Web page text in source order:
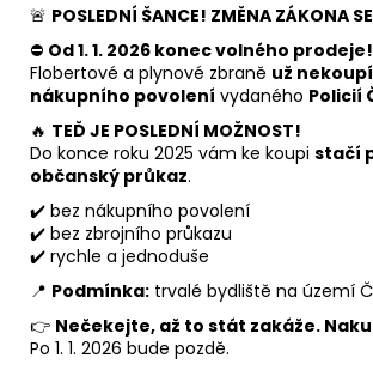
🚨 POSLEDNÍ ŠANCE! ZMĚNA ZÁKONA
⛔ Od 1. 1. 2026 konec volného prodeje!
Flobertové a plynové zbraně už
nákupního povolení vydaného Policií
🔥 TEĎ JE POSLEDNÍ MOŽNOST!
Do konce roku 2025 vám ke koupi stačí
občanský průkaz.
✔️ bez nákupního povolení
✔️ bez zbrojního průkazu
✔️ rychle a jednoduše
📍 Podmínka: trvalé bydliště na území
👉 Nečekejte, až to stát zakáže.
Po 1. 1. 2026 bude pozdě.